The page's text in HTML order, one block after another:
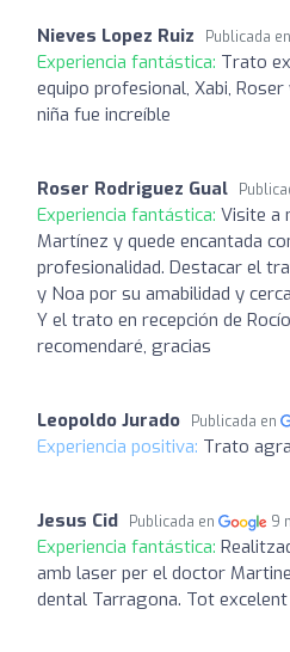
Nieves Lopez Ruiz Publicada en
Experiencia fantástica: Trato
equipo profesional, Xabi,
niña fue increíble
Roser Rodriguez Gual
Experiencia fantástica: Visite a
Martínez y quede encantada
profesionalidad. Destacar el
y Noa por su amabilidad y
Y el trato en recepción de
recomendaré, gracias
Leopoldo Jurado Publicada en
Experiencia positiva: Trato
Jesus Cid Publicada en 9
Experiencia fantástica:
amb laser per el doctor
dental Tarragona. Tot excelent